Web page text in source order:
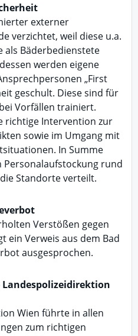
externer
verzichtet, weil diese u.a.
als Bäderbedienstete
werden eigene
„First
geschult. Diese sind für
Vorfällen trainiert.
richtige Intervention zur
sowie im Umgang mit
In Summe
rund
Standorte verteilt.
Verstößen gegen
ein Verweis aus dem Bad
ausgesprochen.
Wien führte in allen
zum richtigen